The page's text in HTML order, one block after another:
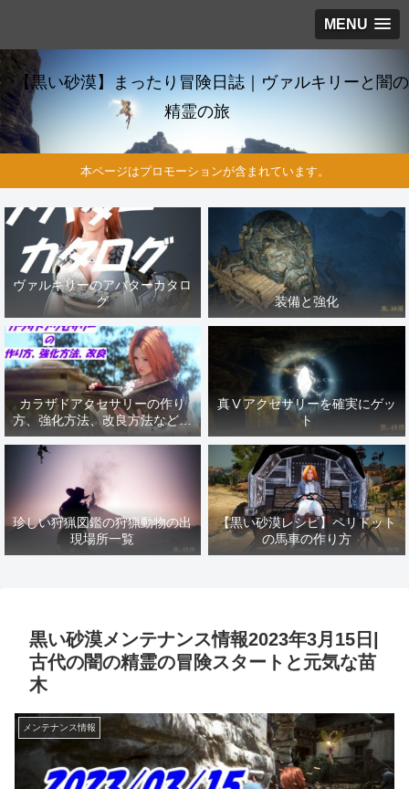
MENU
【黒い砂漠】まったり冒険日誌｜ヴァルキリーと闇の
精霊の旅
本ページはプロモーションが含まれています。
ヴァルキリーのアバターカタロ
グ
装備と強化
カラザドアクセサリーの作り
方、強化方法、改良方法などま
とめ【黒い砂漠冒険日誌１４１
真Ⅴアクセサリーを確実にゲッ
ト
珍しい狩猟図鑑の狩猟動物の出
現場所一覧
【黒い砂漠レシピ】ペリドット
の馬車の作り方
黒い砂漠メンテナンス情報2023年3月15日|
古代の闇の精霊の冒険スタートと元気な苗
木
メンテナンス情報